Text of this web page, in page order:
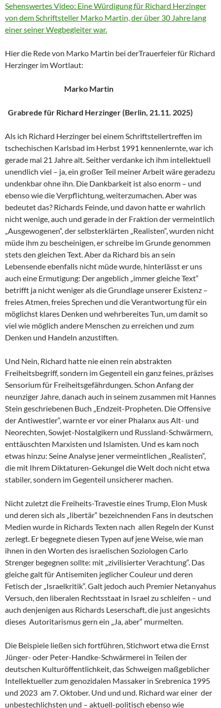
Sehenswertes Video: Eine Würdigung für Richard Herzinger
von dem Schriftsteller Marko Martin, der über 30 Jahre lang
einer seiner Wegbegleiter war.
Hier die Rede von Marko Martin bei derTrauerfeier für Richard
Herzinger im Wortlaut:
Marko Martin
Grabrede für Richard Herzinger (Berlin, 21.11. 2025)
Als ich Richard Herzinger bei einem Schriftstellertreffen im
tschechischen Karlsbad im Herbst 1991 kennenlernte, war ich
gerade mal 21 Jahre alt. Seither verdanke ich ihm intellektuell
unendlich viel – ja, ein großer Teil meiner Arbeit wäre geradezu
undenkbar ohne ihn. Die Dankbarkeit ist also enorm – und
ebenso wie die Verpflichtung, weiterzumachen. Aber was
bedeutet das? Richards Feinde, und davon hatte er wahrlich
nicht wenige, auch und gerade in der Fraktion der vermeintlich
„Ausgewogenen“, der selbsterklärten „Realisten“, wurden nicht
müde ihm zu bescheinigen, er schreibe im Grunde genommen
stets den gleichen Text. Aber da Richard bis an sein
Lebensende ebenfalls nicht müde wurde, hinterlässt er uns
auch eine Ermutigung: Der angeblich „immer gleiche Text“
betrifft ja nicht weniger als die Grundlage unserer Existenz –
freies Atmen, freies Sprechen und die Verantwortung für ein
möglichst klares Denken und wehrbereites Tun, um damit so
viel wie möglich andere Menschen zu erreichen und zum
Denken und Handeln anzustiften.
Und Nein, Richard hatte nie einen rein abstrakten
Freiheitsbegriff, sondern im Gegenteil ein ganz feines, präzises
Sensorium für Freiheitsgefährdungen. Schon Anfang der
neunziger Jahre, danach auch in seinem zusammen mit Hannes
Stein geschriebenen Buch „Endzeit-Propheten. Die Offensive
der Antiwestler“, warnte er vor einer Phalanx aus Alt- und
Neorechten, Sowjet-Nostalgikern und Russland-Schwärmern,
enttäuschten Marxisten und Islamisten. Und es kam noch
etwas hinzu: Seine Analyse jener vermeintlichen „Realisten“,
die mit Ihrem Diktaturen-Gekungel die Welt doch nicht etwa
stabiler, sondern im Gegenteil unsicherer machen.
Nicht zuletzt die Freiheits-Travestie eines Trump, Elon Musk
und deren sich als „libertär“ bezeichnenden Fans in deutschen
Medien wurde in Richards Texten nach allen Regeln der Kunst
zerlegt. Er begegnete diesen Typen auf jene Weise, wie man
ihnen in den Worten des israelischen Soziologen Carlo
Strenger begegnen sollte: mit „zivilisierter Verachtung“. Das
gleiche galt für Antisemiten jeglicher Couleur und deren
Fetisch der „Israelkritik“. Galt jedoch auch Premier Netanyahus
Versuch, den liberalen Rechtsstaat in Israel zu schleifen – und
auch denjenigen aus Richards Leserschaft, die just angesichts
dieses Autoritarismus gern ein „Ja, aber“ murmelten.
Die Beispiele ließen sich fortführen, Stichwort etwa die Ernst
Jünger- oder Peter-Handke-Schwärmerei in Teilen der
deutschen Kulturöffentlichkeit, das Schweigen maßgeblicher
Intellektueller zum genozidalen Massaker in Srebrenica 1995
und 2023 am 7. Oktober. Und und und. Richard war einer der
unbestechlichsten und – aktuell-politisch ebenso wie